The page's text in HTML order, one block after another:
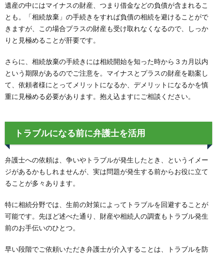
遺産の中にはマイナスの財産、つまり借金などの負債が含まれるこ
とも。「相続放棄」の手続きをすれば負債の相続を避けることがで
きますが、この場合プラスの財産も受け取れなくなるので、しっか
りと見極めることが肝要です。
さらに、相続放棄の手続きには相続開始を知った時から３カ月以内
という期限があるのでご注意を。マイナスとプラスの財産を勘案し
て、依頼者様にとってメリットになるか、デメリットになるかを慎
重に見極める必要があります。抱え込ますにご相談ください。
トラブルになる前に弁護士を活用
弁護士への依頼は、争いやトラブルが発生したとき、というイメー
ジがあるかもしれませんが、実は問題が発生する前からお役に立て
ることが多々あります。
特に相続分野では、生前の対策によってトラブルを回避することが
可能です。先ほど述べた通り、財産や相続人の調査もトラブル発生
前のお手伝いのひとつ。
早い段階でご依頼いただき弁護士が介入することは、トラブルを防